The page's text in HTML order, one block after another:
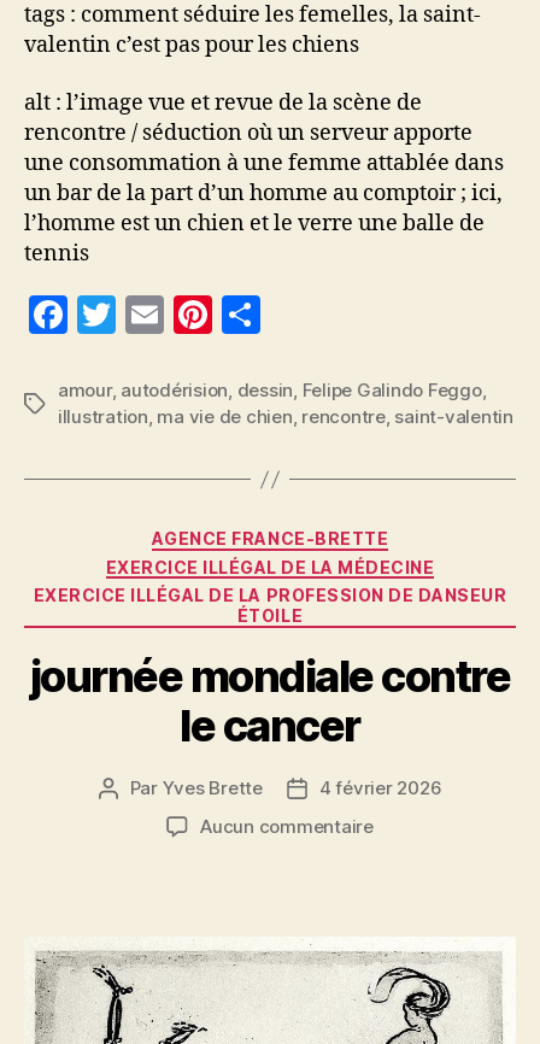
tags : comment séduire les femelles, la saint-
valentin c’est pas pour les chiens
alt : l’image vue et revue de la scène de
rencontre / séduction où un serveur apporte
une consommation à une femme attablée dans
un bar de la part d’un homme au comptoir ; ici,
l’homme est un chien et le verre une balle de
tennis
F
c
e
b
k
T
itt
er
E
ai
l
Pi
er
es
t
rt
a
g
Étiquettes
amour, autodérision, dessin, Felipe Galindo Feggo,
illustration, ma vie de chien, rencontre, saint-valentin
Catégories
AGENCE FRANCE-BRETTE
EXERCICE ILLÉGAL DE LA MÉDECINE
EXERCICE ILLÉGAL DE LA PROFESSION DE DANSEUR
ÉTOILE
journée mondiale contre
le cancer
Auteur
Par Yves Brette
Date4 février 2026
Aucun commentairesur
le
cancer